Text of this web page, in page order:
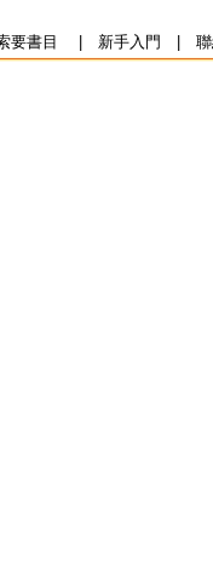
要書目 新手入門